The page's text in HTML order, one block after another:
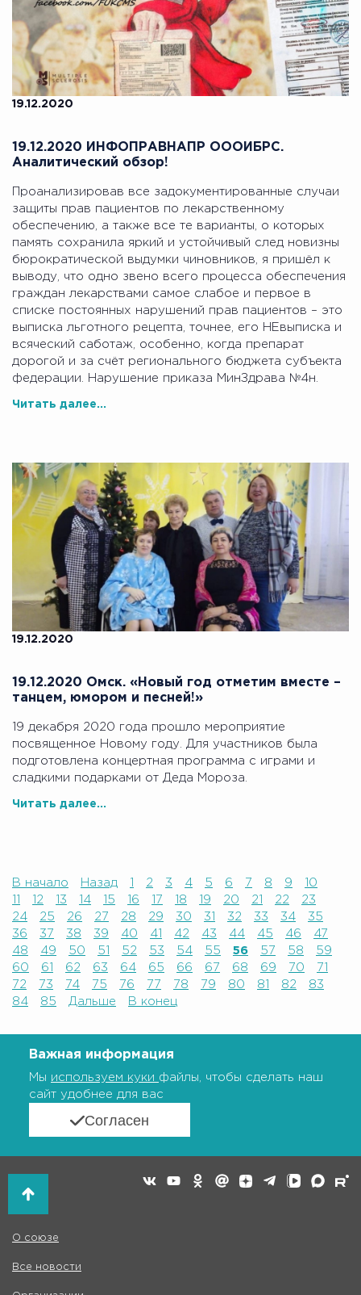
19.12.2020
19.12.2020 ИНФОПРАВНАПР ОООИБРС.
Аналитический обзор!
Проанализировав все задокументированные случаи
защиты прав пациентов по лекарственному
обеспечению, а также все те варианты, о которых
память сохранила яркий и устойчивый след новизны
бюрократической выдумки чиновников, я пришёл к
выводу, что одно звено всего процесса обеспечения
граждан лекарствами самое слабое и первое в
списке постоянных нарушений прав пациентов – это
выписка льготного рецепта, точнее, его НЕвыписка и
всяческий саботаж, особенно, когда препарат
дорогой и за счёт регионального бюджета субъекта
федерации. Нарушение приказа МинЗдрава №4н.
Читать далее...
19.12.2020
19.12.2020 Омск. «Новый год отметим вместе –
танцем, юмором и песней!»
19 декабря 2020 года прошло мероприятие
посвященное Новому году. Для участников была
подготовлена концертная программа с играми и
сладкими подарками от Деда Мороза.
Читать далее...
В начало Назад 2 3 4 5 6 7 8 9
10
12 13 14 15 16 17 18 19 20 21 22
23
24
25 26 27 28 29 30 31 32 33 34
35
36
37 38 39 40 41 42 43 44 45 46
47
48
49 50 51 52 53 54 55 56 57 58
59
60
61 62 63 64 65 66 67 68 69 70
71
72
73 74 75 76 77 78 79 80 81 82
83
84
85 Дальше В конец
Важная информация
Мы используем куки файлы, чтобы сделать наш
сайт удобнее для вас
Согласен
О союзе
Все новости